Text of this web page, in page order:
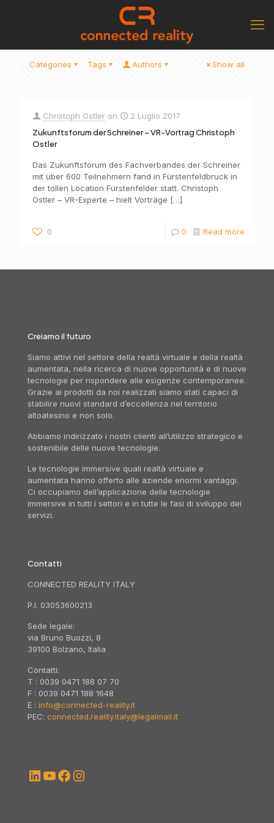
Categories Tags Authors Show all
Christoph Ostler on
2 Luglio 2017
Zukunftsforum der Schreiner – VR-Vortrag Christoph
Ostler
Das Zukunftsforum des Fachverbandes der Schreiner
mit über 600 Teilnehmern fand in Fürstenfeldbruck in
der tollen Location Fürstenfelder statt. Christoph
Ostler – VR-Experte – hielt Vorträge […]
0 0 Read more
Creiamo il futuro
Siamo attivi nel settore della realtà virtuale e della realtà
aumentata, nella ricerca di nuove opportunità e di nuove
tecnologie per rispondere alle esigenze contemporanee.
Grazie ai prodotti da noi realizzati siamo stati capaci di
stabilire nuovi standard d’eccellenza nel territorio
altoatesino e non solo.
Abbiamo indirizzato i nostri clienti all’utilizzo strategico e
sostenibile delle nuove tecnologie.
Le tecnologie immersive quali realtà virtuale e
aumentata hanno offerto alle aziende enormi vantaggi.
Ci occupiamo dell’applicazione delle tecnologie
immersive in tutti i settori e in tutte le fasi di sviluppo dei
servizi.
Contatti
CONNECTED REALITY ITALY
P.I. 03053600213
Sede legale:
via Bruno Buozzi, 8
39100 Bolzano, Italia
Contatti:
T : 0039 0471 188 07 70
F : 0039 0471 188 1648
E : info@connected-reality.it
PEC: connected.reality.italy@legalmail.it
LinkedIn
YouTube
Facebook
Instagram